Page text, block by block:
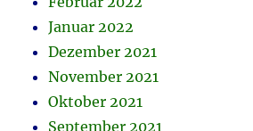
Januar 2022
Dezember 2021
November 2021
Oktober 2021
September 2021